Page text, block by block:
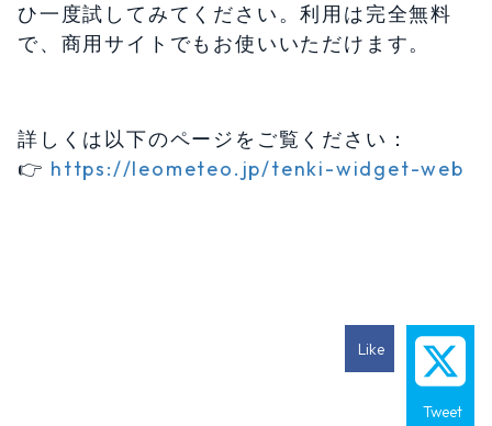
ひ一度試してみてください。利用は完全無料
で、商用サイトでもお使いいただけます。
詳しくは以下のページをご覧ください：
👉 https://leometeo.jp/tenki-widget-web
Like
Tweet